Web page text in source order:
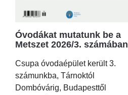
Óvodákat mutatunk be a
Metszet 2026/3. számában
Csupa óvodaépület került 3.
számunkba, Tárnoktól
Dombóvárig, Budapesttől